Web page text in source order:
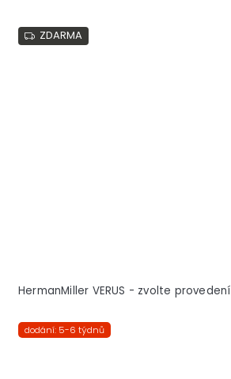
ZDARMA
HermanMiller VERUS - zvolte provedení
dodání: 5-6 týdnů